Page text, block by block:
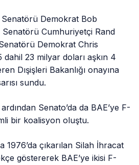
Demokrat Bob
Cumhuriyetçi Rand
Demokrat Chris
23 milyar doları aşkın 4
Dışişleri Bakanlığı onayına
sundu.
Senato’da da BAE’ye F-
bir koalisyon oluştu.
1976’da çıkarılan Silah İhracat
göstererek BAE’ye ikisi F-